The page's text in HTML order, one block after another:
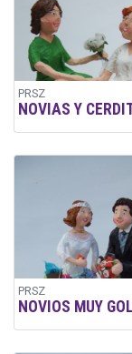
PRSZ
NOVIAS Y
PRSZ
NOVIOS MUY